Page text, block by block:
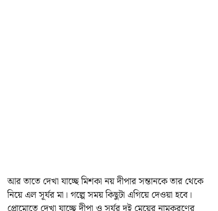
আর তাতে দেখা যাচ্ছে মিশকা নয় দীপার সন্তানকে তার থেকে
নিয়ে এল সূর্যর মা। গল্পে সময় কিছুটা এগিয়ে দেওয়া হবে।